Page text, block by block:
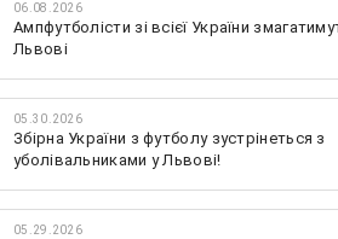
06.08.2026
Ампфутболісти зі всієї України
Львові
05.30.2026
Збірна України з футболу зустрінеться з
уболівальниками у Львові!
05.29.2026